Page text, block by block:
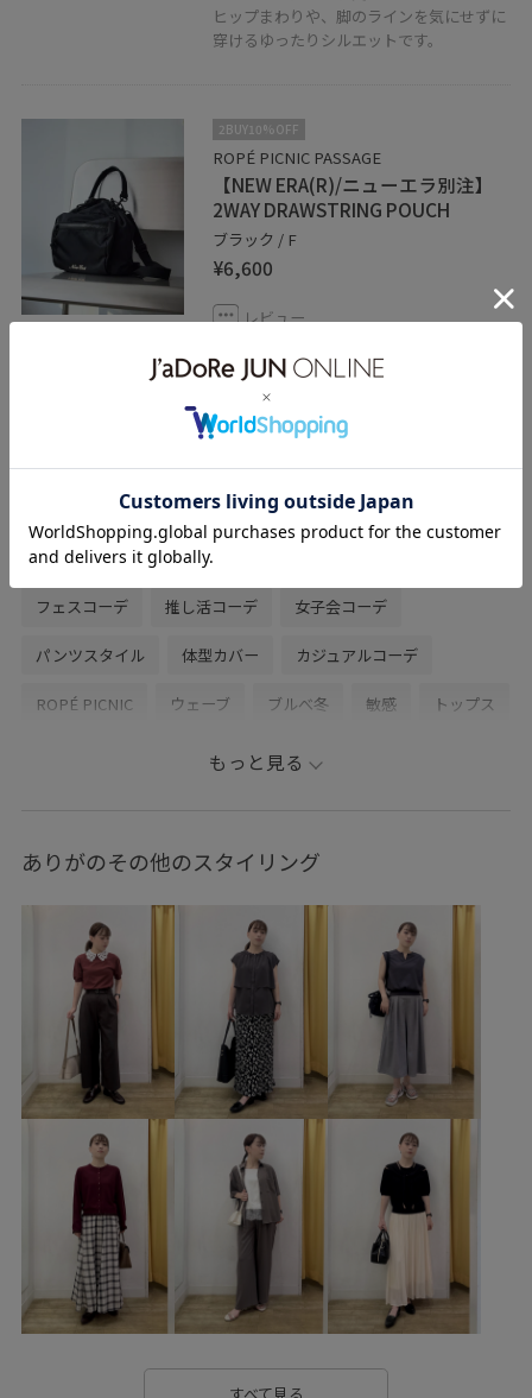
ヒップまわりや、脚のラインを気にせずに
穿けるゆったりシルエットです。
2BUY10%OFF
ROPÉ PICNIC PASSAGE
【NEW ERA(R)/ニューエラ別注】
2WAY DRAWSTRING POUCH
ブラック / F
¥6,600
レビュー
ルサイズバッグ。
マチもしっかりあるのでスマートフォン、
ミニ財布を入れてもゆとりのあるサイズ感
です！
初夏コーデ 夏コーデ
フェスコーデ 推し活コーデ 女子会コーデ
パンツスタイル 体型カバー カジュアルコーデ
ROPÉ PICNIC ウェーブ ブルべ冬 敏感 トップス
タンクトップ
GDS16180 GIX46000 26RPUVCARE
26SS20dp 26SSRPgoods
Exclusive_GW NEWERA別注
RP26SS_goods Tシャツ
Wbottoms_pickup きれいめ こなれ感 さらりとした
カシュクール キャップ
キャミソール コットン100%
コットンツイル ゴム仕様 サステナブル
サブバッグ シアー ショート丈
シンプル スカート ストレスフリー ストレッチ性
タイト タックデザイン
もっと見る
ありがのその他のスタイリング